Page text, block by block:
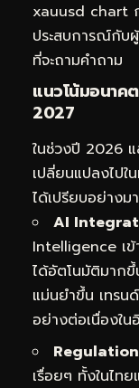
xauusd chart
ประสบการณ์กับ
ที่จะถามคำถาม
แนวโน้มอนา
2027
ในช่วงปี 2026
เปลี่ยนแปลงไปใ
ได้เปรียบอย่างม
AI
Intelligence เ
ได้อัตโนมัติมากขึ้
แม่นยำขึ้น เทรน
อย่างต่อเนื่องใ
เรื่อยๆ ทั้งในไทย